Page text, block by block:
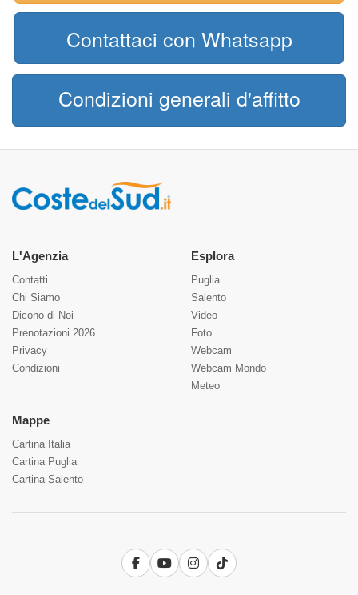
Contattaci con Whatsapp
Condizioni generali d'affitto
L'Agenzia
Contatti
Chi Siamo
Dicono di Noi
Prenotazioni 2026
Privacy
Condizioni
Esplora
Puglia
Salento
Video
Foto
Webcam
Webcam Mondo
Meteo
Mappe
Cartina Italia
Cartina Puglia
Cartina Salento
Facebook
YouTubeInstagram
TikTok